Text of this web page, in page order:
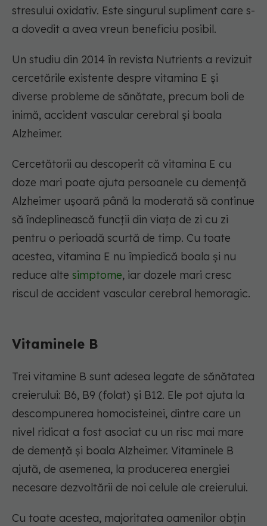
stresului oxidativ. Este singurul supliment care s-
a dovedit a avea vreun beneficiu posibil.
Un studiu din 2014 în revista Nutrients a revizuit
cercetările existente despre vitamina E și
diverse probleme de sănătate, precum boli de
inimă, accident vascular cerebral și boala
Alzheimer.
Cercetătorii au descoperit că vitamina E cu
doze mari poate ajuta persoanele cu demență
Alzheimer ușoară până la moderată să continue
să îndeplinească funcții din viața de zi cu zi
pentru o perioadă scurtă de timp. Cu toate
acestea, vitamina E nu împiedică boala și nu
reduce alte simptome, iar dozele mari cresc
riscul de accident vascular cerebral hemoragic.
Vitaminele B
Trei vitamine B sunt adesea legate de sănătatea
creierului: B6, B9 (folat) și B12. Ele pot ajuta la
descompunerea homocisteinei, dintre care un
nivel ridicat a fost asociat cu un risc mai mare
de demență și boala Alzheimer. Vitaminele B
ajută, de asemenea, la producerea energiei
necesare dezvoltării de noi celule ale creierului.
Cu toate acestea, majoritatea oamenilor obțin